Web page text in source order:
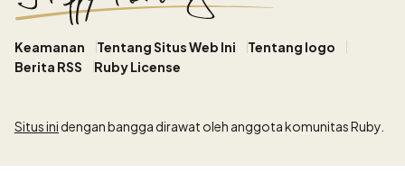
Keamanan Tentang Situs Web Ini
Tentang logo
Berita RSS
Ruby License
Situs inidengan bangga dirawat oleh anggota komunitas Ruby.